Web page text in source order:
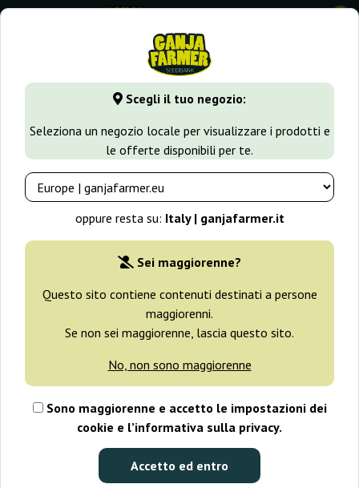
Scegli il tuo negozio:
Seleziona un negozio locale per visualizzare i prodotti e
le offerte disponibili per te.
oppure resta su: Italy | ganjafarmer.it
Sei maggiorenne?
Questo sito contiene contenuti destinati a persone
maggiorenni.
Se non sei maggiorenne, lascia questo sito.
No, non sono maggiorenne
Sono maggiorenne e accetto le impostazioni dei
cookie e l’informativa sulla privacy.
Accetto ed entro
0
GanjaFarmer.it Tipi di Semi Semi Indica Swiss Dream
Kannabia Seeds
-25%